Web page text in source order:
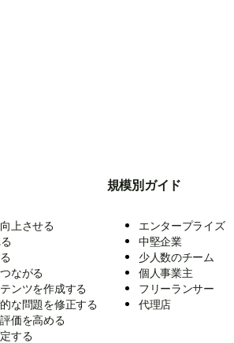
上させる
ながる
ンツを作成する
な問題を修正する
価を高める
する
規模別ガイド
エンタープライズ
中堅企業
少人数のチーム
個人事業主
フリーランサー
代理店